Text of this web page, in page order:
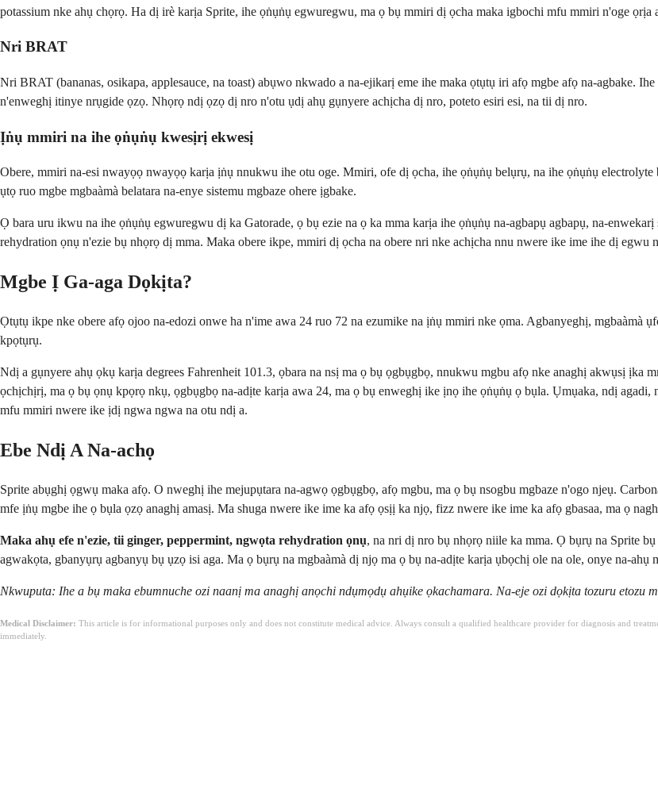
potassium nke ahụ chọrọ. Ha dị irè karịa Sprite, ihe ọṅụṅụ egwuregwu, ma ọ bụ mmiri dị ọcha maka igbochi mfu mmiri n'oge ọrịa
Nri BRAT
Nri BRAT (bananas, osikapa, applesauce, na toast) abụwo nkwado a na-ejikarị eme ihe maka ọtụtụ iri afọ mgbe afọ na-agbake.
n'enweghị itinye nrụgide ọzọ. Nhọrọ ndị ọzọ dị nro n'otu ụdị ahụ gụnyere achịcha dị nro, poteto esiri esi, na tii dị nro.
Ịṅụ mmiri na ihe ọṅụṅụ kwesịrị ekwesị
Obere, mmiri na-esi nwayọọ nwayọọ karịa ịṅụ nnukwu ihe otu oge. Mmiri, ofe dị ọcha, ihe ọṅụṅụ belụrụ, na ihe ọṅụṅụ
ụtọ ruo mgbe mgbaàmà belatara na-enye sistemu mgbaze ohere ịgbake.
Ọ bara uru ikwu na ihe ọṅụṅụ egwuregwu dị ka Gatorade, ọ bụ ezie na ọ ka mma karịa ihe ọṅụṅụ na-agbapụ agbapụ, na-
rehydration ọnụ n'ezie bụ nhọrọ dị mma. Maka obere ikpe, mmiri dị ọcha na obere nri nke achịcha nnu nwere ike ime ihe dị egwu
Mgbe Ị Ga-aga Dọkịta?
Ọtụtụ ikpe nke obere afọ ojoo na-edozi onwe ha n'ime awa 24 ruo 72 na ezumike na ịṅụ mmiri nke ọma. Agbanyeghị, mgbaàmà
kpọtụrụ.
Ndị a gụnyere ahụ ọkụ karịa degrees Fahrenheit 101.3, ọbara na nsị ma ọ bụ ọgbụgbọ, nnukwu mgbu afọ nke anaghị akwụsị ịka
ọchịchịrị, ma ọ bụ ọnụ kpọrọ nkụ, ọgbụgbọ na-adịte karịa awa 24, ma ọ bụ enweghị ike ịnọ ihe ọṅụṅụ ọ bụla. Ụmụaka, ndị
mfu mmiri nwere ike ịdị ngwa ngwa na otu ndị a.
Ebe Ndị A Na-achọ
Sprite abụghị ọgwụ maka afọ. O nweghị ihe mejupụtara na-agwọ ọgbụgbọ, afọ mgbu, ma ọ bụ nsogbu mgbaze n'ogo njeụ.
mfe ịṅụ mgbe ihe ọ bụla ọzọ anaghị amasị. Ma shuga nwere ike ime ka afọ ọsịị ka njọ, fizz nwere ike ime ka afọ gbasaa, ma ọ
Maka ahụ efe n'ezie, tii ginger, peppermint, ngwọta rehydration ọnụ, na nri dị nro bụ nhọrọ niile ka mma. Ọ bụrụ na Sprite
agwakọta, gbanyụrụ agbanyụ bụ ụzọ isi aga. Ma ọ bụrụ na mgbaàmà dị njọ ma ọ bụ na-adịte karịa ụbọchị ole na ole, onye na-
Nkwuputa: Ihe a bụ maka ebumnuche ozi naanị ma anaghị anọchi ndụmọdụ ahụike ọkachamara. Na-eje ozi dọkịta tozuru etozu
Medical Disclaimer: This article is for informational purposes only and does not constitute medical advice. Always consult a qualified healthcare provider for diagnosis and
immediately.